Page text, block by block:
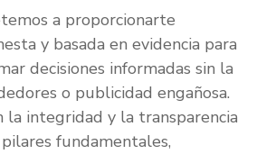
a proporcionarte
y basada en evidencia para
decisiones informadas sin la
o publicidad engañosa.
la integridad y la transparencia
fundamentales,